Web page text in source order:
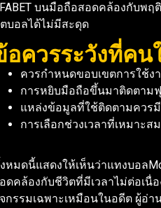
บนมือถือสอดคล้องกับพฤ
บอลได้ไม่มีสะดุด
อควรระวังที่คน
ควรกำหนดขอบเขตการใช้
การหยิบมือถือขึ้นมาติดตามฟุ
แหล่งข้อมูลที่ใช้ติดตามควร
การเลือกช่วงเวลาที่เหมาะ
หมดนี้แสดงให้เห็นว่าแทงบอล
ดคล้องกับชีวิตที่มีเวลาไม่ต่อเนื่
กรรมเฉพาะเหมือนในอดีต ผู้อ่